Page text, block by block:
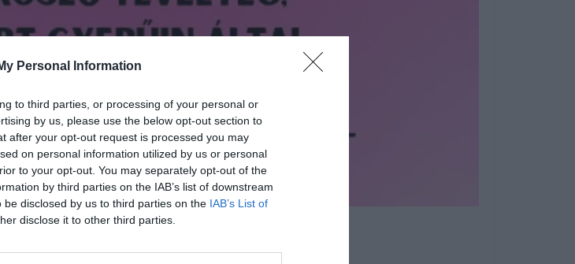
Personal Information
to third parties, or processing of your personal or
by us, please use the below opt-out section to
after your opt-out request is processed you may
on personal information utilized by us or personal
to your opt-out. You may separately opt-out of the
by third parties on the IAB’s list of downstream
disclosed by us to third parties on the IAB’s List of
disclose it to other third parties.
Hirdetés